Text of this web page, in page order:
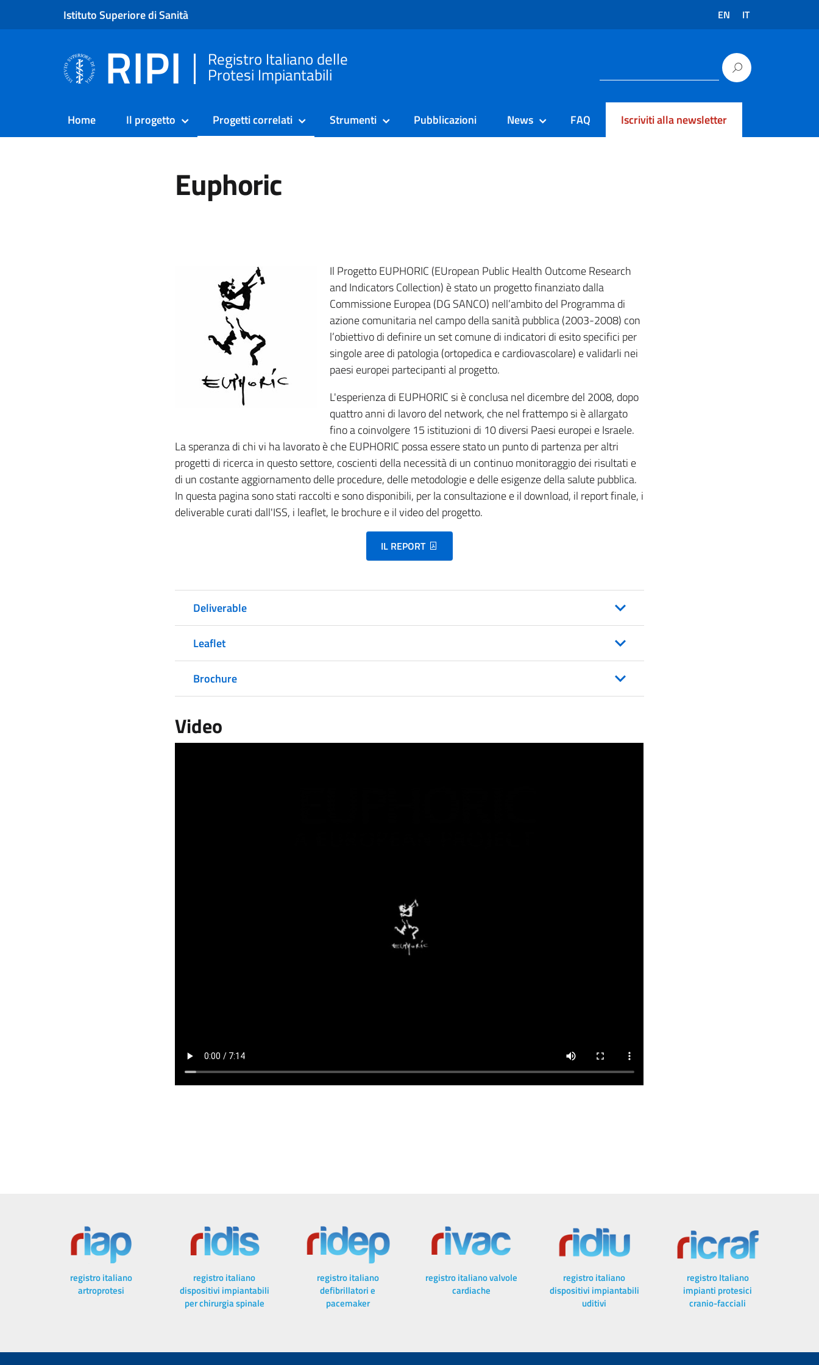
Istituto Superiore di Sanità EN IT
RIPI Registro Italiano delle
Protesi Impiantabili
Home Il progetto Progetti correlati Strumenti Pubblicazioni News FAQ Iscriviti alla newsletter
Euphoric
Il Progetto EUPHORIC (EUropean Public Health Outcome Research
and Indicators Collection) è stato un progetto finanziato dalla
Commissione Europea (DG SANCO) nell’ambito del Programma di
azione comunitaria nel campo della sanità pubblica (2003-2008) con
l’obiettivo di definire un set comune di indicatori di esito specifici per
singole aree di patologia (ortopedica e cardiovascolare) e validarli nei
paesi europei partecipanti al progetto.
L'esperienza di EUPHORIC si è conclusa nel dicembre del 2008, dopo
quattro anni di lavoro del network, che nel frattempo si è allargato
fino a coinvolgere 15 istituzioni di 10 diversi Paesi europei e Israele.
La speranza di chi vi ha lavorato è che EUPHORIC possa essere stato un punto di partenza per altri
progetti di ricerca in questo settore, coscienti della necessità di un continuo monitoraggio dei risultati e
di un costante aggiornamento delle procedure, delle metodologie e delle esigenze della salute pubblica.
In questa pagina sono stati raccolti e sono disponibili, per la consultazione e il download, il report finale, i
deliverable curati dall'ISS, i leaflet, le brochure e il video del progetto.
IL REPORT
Deliverable
Leaflet
Brochure
Video
registro italiano
artroprotesi
registro italiano
dispositivi impiantabili
per chirurgia spinale
registro italiano
defibrillatori e
pacemaker
registro italiano valvole
cardiache
registro italiano
dispositivi impiantabili
uditivi
registro Italiano
impianti protesici
cranio-facciali